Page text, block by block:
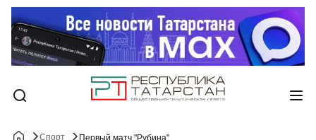
Спорт Первый матч "Рубина"